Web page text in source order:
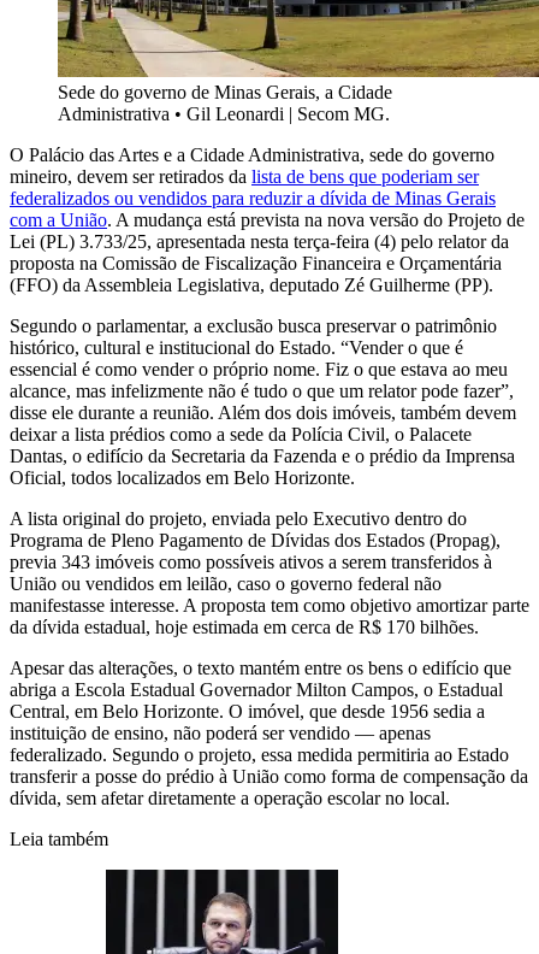
Sede do governo de Minas Gerais, a Cidade
Administrativa • Gil Leonardi | Secom MG.
O Palácio das Artes e a Cidade Administrativa, sede do governo
mineiro, devem ser retirados da lista de bens que poderiam ser
federalizados ou vendidos para reduzir a dívida de Minas Gerais
com a União. A mudança está prevista na nova versão do Projeto de
Lei (PL) 3.733/25, apresentada nesta terça-feira (4) pelo relator da
proposta na Comissão de Fiscalização Financeira e Orçamentária
(FFO) da Assembleia Legislativa, deputado Zé Guilherme (PP).
Segundo o parlamentar, a exclusão busca preservar o patrimônio
histórico, cultural e institucional do Estado. “Vender o que é
essencial é como vender o próprio nome. Fiz o que estava ao meu
alcance, mas infelizmente não é tudo o que um relator pode fazer”,
disse ele durante a reunião. Além dos dois imóveis, também devem
deixar a lista prédios como a sede da Polícia Civil, o Palacete
Dantas, o edifício da Secretaria da Fazenda e o prédio da Imprensa
Oficial, todos localizados em Belo Horizonte.
A lista original do projeto, enviada pelo Executivo dentro do
Programa de Pleno Pagamento de Dívidas dos Estados (Propag),
previa 343 imóveis como possíveis ativos a serem transferidos à
União ou vendidos em leilão, caso o governo federal não
manifestasse interesse. A proposta tem como objetivo amortizar parte
da dívida estadual, hoje estimada em cerca de R$ 170 bilhões.
Apesar das alterações, o texto mantém entre os bens o edifício que
abriga a Escola Estadual Governador Milton Campos, o Estadual
Central, em Belo Horizonte. O imóvel, que desde 1956 sedia a
instituição de ensino, não poderá ser vendido — apenas
federalizado. Segundo o projeto, essa medida permitiria ao Estado
transferir a posse do prédio à União como forma de compensação da
dívida, sem afetar diretamente a operação escolar no local.
Leia também